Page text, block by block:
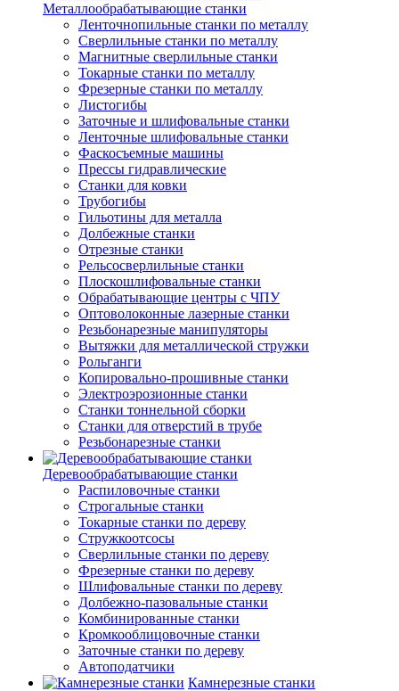
Металлообрабатывающие станки
Ленточнопильные станки по металлу
Сверлильные станки по металлу
Магнитные сверлильные станки
Токарные станки по металлу
Фрезерные станки по металлу
Листогибы
Заточные и шлифовальные станки
Ленточные шлифовальные станки
Фаскосъемные машины
Прессы гидравлические
Станки для ковки
Трубогибы
Гильотины для металла
Долбежные станки
Отрезные станки
Рельсосверлильные станки
Плоскошлифовальные станки
Обрабатывающие центры с ЧПУ
Оптоволоконные лазерные станки
Резьбонарезные манипуляторы
Вытяжки для металлической стружки
Рольганги
Копировально-прошивные станки
Электроэрозионные станки
Станки тоннельной сборки
Станки для отверстий в трубе
Резьбонарезные станки
Деревообрабатывающие станки
Распиловочные станки
Строгальные станки
Токарные станки по дереву
Стружкоотсосы
Сверлильные станки по дереву
Фрезерные станки по дереву
Шлифовальные станки по дереву
Долбежно-пазовальные станки
Комбинированные станки
Кромкооблицовочные станки
Заточные станки по дереву
Автоподатчики
Камнерезные станки